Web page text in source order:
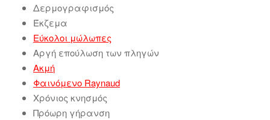
Δερμογραφισμός
Έκζεμα
Εύκολοι μώλωπες
Αργή επούλωση των πληγών
Ακμή
Φαινόμενο Raynaud
Χρόνιος κνησμός
Πρόωρη γήρανση